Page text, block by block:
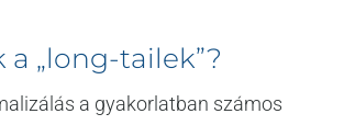
a „long-tailek”?
a gyakorlatban számos